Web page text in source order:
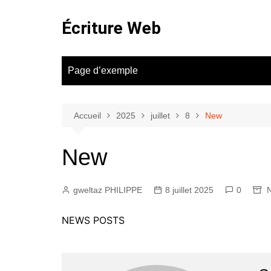
Écriture Web
Page d’exemple
Accueil 2025 juillet 8 New
New
gweltaz PHILIPPE 8 juillet 2025 0
NEWS POSTS